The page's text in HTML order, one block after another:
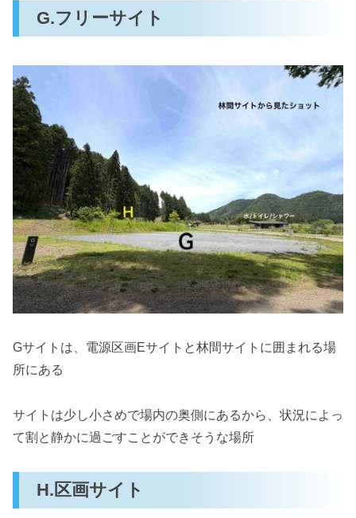
G.フリーサイト
Gサイトは、電源区画Eサイトと林間サイトに囲まれる場
所にある
サイトは少し小さめで場内の奥側にあるから、状況によっ
て割と静かに過ごすことができそうな場所
H.区画サイト